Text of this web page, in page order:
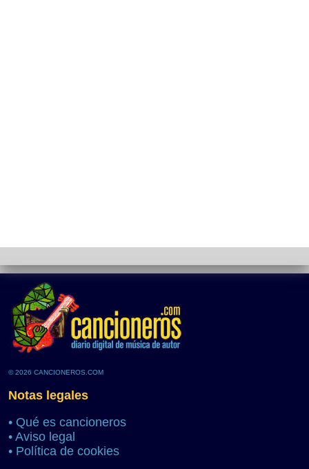
© 2026 CANCIONEROS.COM
Notas legales
• Qué es cancioneros
• Aviso legal
• Política de cookies